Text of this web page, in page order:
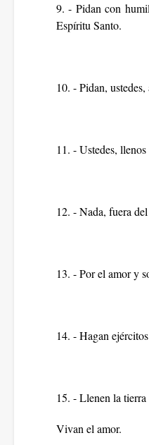
9. - Pidan con
Espíritu Santo.
10. - Pidan,
11. - Ustedes,
12. - Nada, fuera
13. - Por el amor y
14. - Hagan
15. - Llenen la tierra
Vivan el amor.